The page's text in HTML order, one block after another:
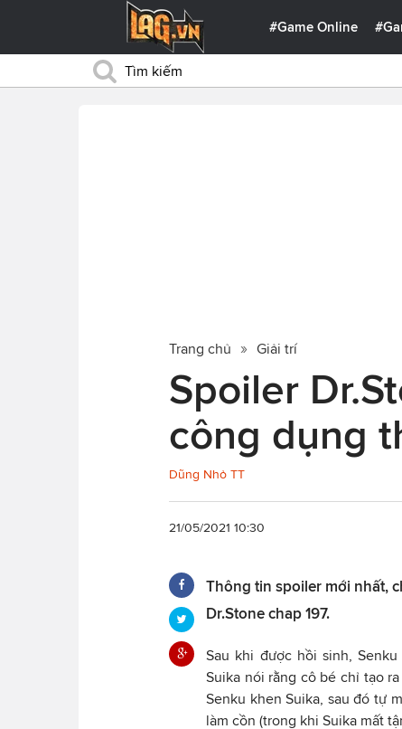
#Game Online
Trang chủ Giải trí
Spoiler
công dụng
Dũng Nhỏ TT
21/05/2021 10:30
Thông tin spoiler mới nhất,
Dr.Stone chap 197.
Sau khi được hồi sinh,
Suika nói rằng cô bé chỉ tạo
Senku khen Suika, sau đó tự
làm cồn (trong khi Suika mất